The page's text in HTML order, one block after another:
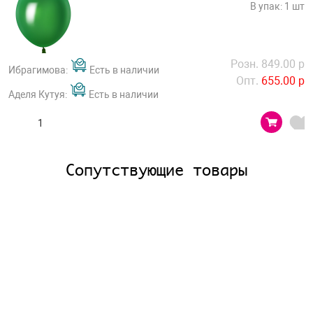
В упак: 1 шт
Ибрагимова: Есть в наличии
Аделя Кутуя: Есть в наличии
Розн. 849.00 р
Опт. 655.00 р
Сопутствующие товары